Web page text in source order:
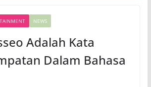
NEWS
Adalah Kata
Dalam Bahasa